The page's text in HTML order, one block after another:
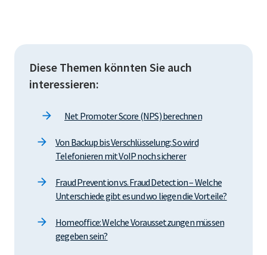
Diese Themen könnten Sie auch
interessieren:
Net Promoter Score (NPS) berechnen
Von Backup bis Verschlüsselung: So wird
Telefonieren mit VoIP noch sicherer
Fraud Prevention vs. Fraud Detection – Welche
Unterschiede gibt es und wo liegen die Vorteile?
Homeoffice: Welche Voraussetzungen müssen
gegeben sein?